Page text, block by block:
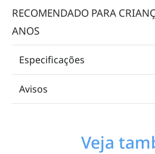
RECOMENDADO PARA
ANOS
Especificações
Avisos
Veja